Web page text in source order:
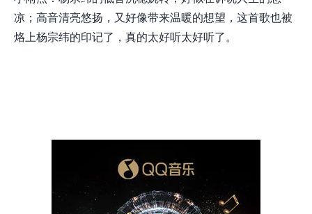
凉；高音清亮悠扬，又好像带来温暖的想望，这首歌也被
烙上杨宗纬的印记了，真的太好听太好听了。